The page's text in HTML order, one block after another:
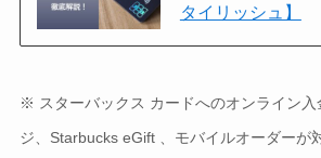
タイリッシュ】
※ スターバックス カードへのオンライン
ジ、Starbucks eGift 、モバイルオーダーが